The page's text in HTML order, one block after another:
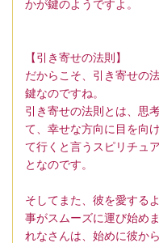
かが鍵のようですよ。
【引き寄せの法則】
だからこそ、引き寄せの
鍵なのですね。
引き寄せの法則とは、思
て、幸せな方向に目を向
て行くと言うスピリチュ
となのです。
そしてまた、彼を愛する
事がスムーズに運び始めま
れなさんは、始めに彼か